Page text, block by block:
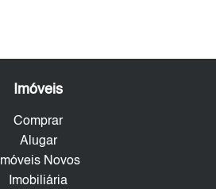
Imóveis
Comprar
Alugar
Imóveis Novos
Imobiliária